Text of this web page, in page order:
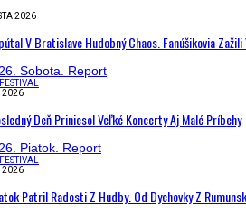
2026
V Bratislave Hudobný Chaos. Fanúšikovia
2026
Deň Priniesol Veľké Koncerty Aj Malé Príbehy
2026
Patril Radosti Z Hudby. Od Dychovky Z